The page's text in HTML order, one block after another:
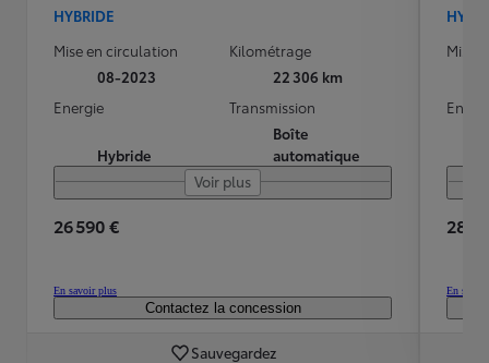
HYBRIDE
Mise en circulation
08-2023
Kilométrage
22 306 km
Energie
Hybride
Transmission
Boîte
automatique
Voir plus
26 590 €
En savoir plus
Contactez la concession
Sauvegardez
Mise
28
En